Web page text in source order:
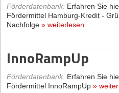
Förderdatenbank: Erfahren Sie
Fördermittel Hamburg-Kredit -
Nachfolge » weiterlesen
InnoRampUp
Förderdatenbank: Erfahren Sie
Fördermittel InnoRampUp »